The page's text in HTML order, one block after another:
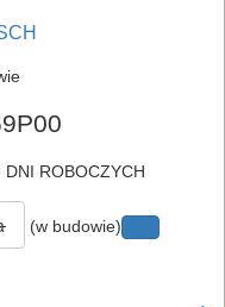
DNI ROBOCZYCH
(w budowie)